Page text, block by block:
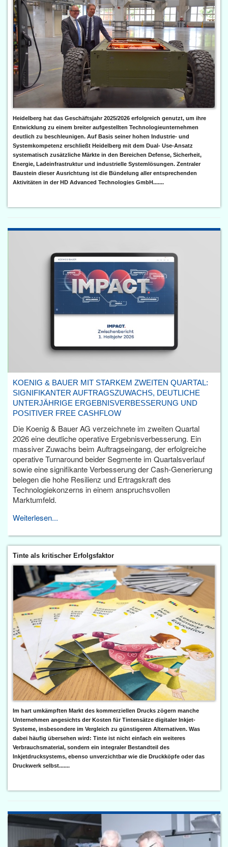
Heidelberg hat das Geschäftsjahr 2025/2026 erfolgreich genutzt, um ihre
Entwicklung zu einem breiter aufgestellten Technologieunternehmen
deutlich zu beschleunigen. Auf Basis seiner hohen Industrie- und
Systemkompetenz erschließt Heidelberg mit dem Dual- Use-Ansatz
systematisch zusätzliche Märkte in den Bereichen Defense, Sicherheit,
Energie, Ladeinfrastruktur und industrielle Systemlösungen. Zentraler
Baustein dieser Ausrichtung ist die Bündelung aller entsprechenden
Aktivitäten in der HD Advanced Technologies GmbH.......
KOENIG & BAUER MIT STARKEM ZWEITEN QUARTAL:
SIGNIFIKANTER AUFTRAGSZUWACHS, DEUTLICHE
UNTERJÄHRIGE ERGEBNISVERBESSERUNG UND
POSITIVER FREE CASHFLOW
Die Koenig & Bauer AG verzeichnete im zweiten Quartal
2026 eine deutliche operative Ergebnisverbesserung. Ein
massiver Zuwachs beim Auftragseingang, der erfolgreiche
operative Turnaround beider Segmente im Quartalsverlauf
sowie eine signifikante Verbesserung der Cash-Generierung
belegen die hohe Resilienz und Ertragskraft des
Technologiekonzerns in einem anspruchsvollen
Marktumfeld.
Weiterlesen...
Tinte als kritischer Erfolgsfaktor
Im hart umkämpften Markt des kommerziellen Drucks zögern manche
Unternehmen angesichts der Kosten für Tintensätze digitaler Inkjet-
Systeme, insbesondere im Vergleich zu günstigeren Alternativen. Was
dabei häufig übersehen wird: Tinte ist nicht einfach ein weiteres
Verbrauchsmaterial, sondern ein integraler Bestandteil des
Inkjetdrucksystems, ebenso unverzichtbar wie die Druckköpfe oder das
Druckwerk selbst.......